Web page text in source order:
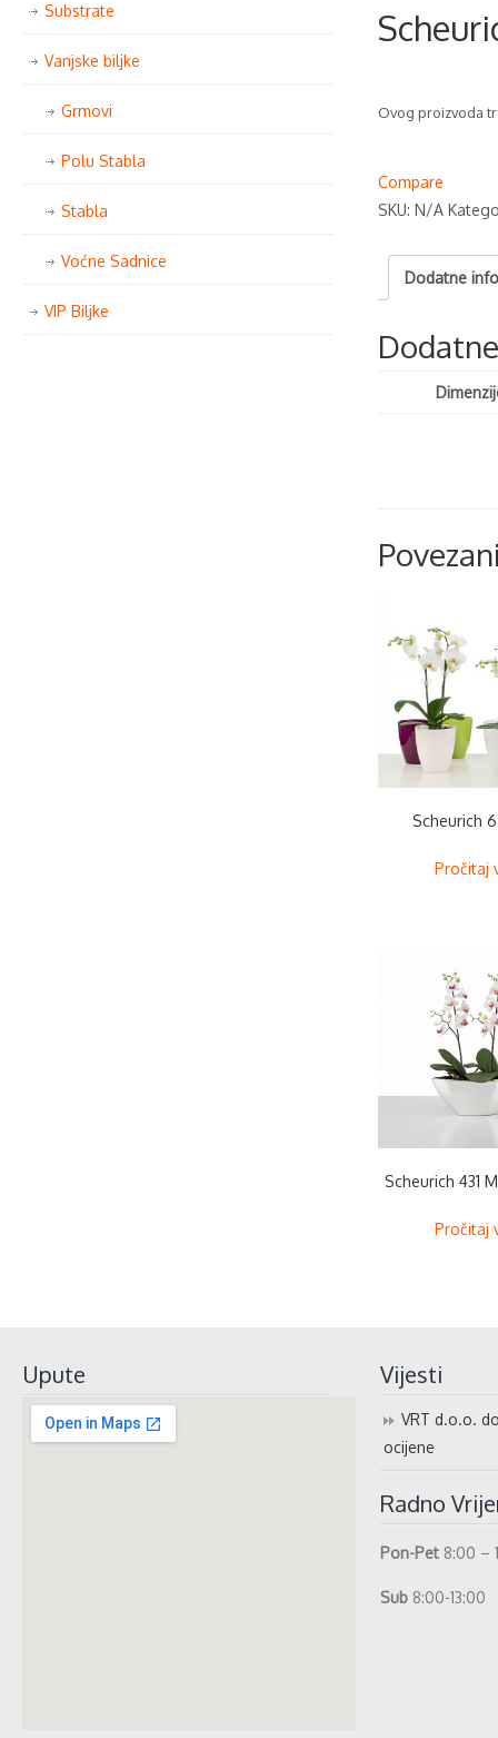
Ovog proizvoda
Compare
SKU: N/A
Dodatne
Scheurich
Pročitaj
Scheurich 431
Pročitaj
Substrate
Vanjske biljke
Grmovi
Polu Stabla
Stabla
Voćne Sadnice
VIP Biljke
Upute Vijesti
VRT d.o.o.
ocijene
Radno
Pon-Pet 8:00 –
Sub 8:00-13:00